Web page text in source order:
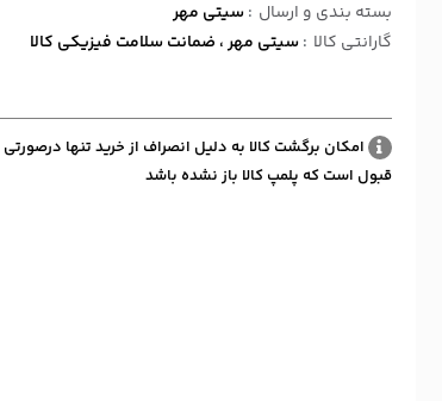
بسته بندی و ارسال :سیتی مهر
گارانتی کالا :سیتی مهر ، ضمانت سلامت فیزیکی کالا
امکان برگشت کالا به دلیل انصراف از خرید تنها
قبول است که پلمپ کالا باز نشده باشد